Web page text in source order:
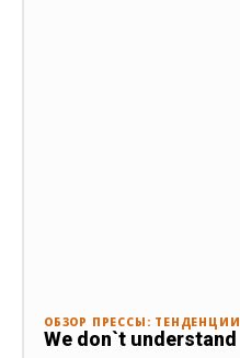
ОБЗОР ПРЕССЫ: ТЕНДЕНЦИИ
We don`t understand